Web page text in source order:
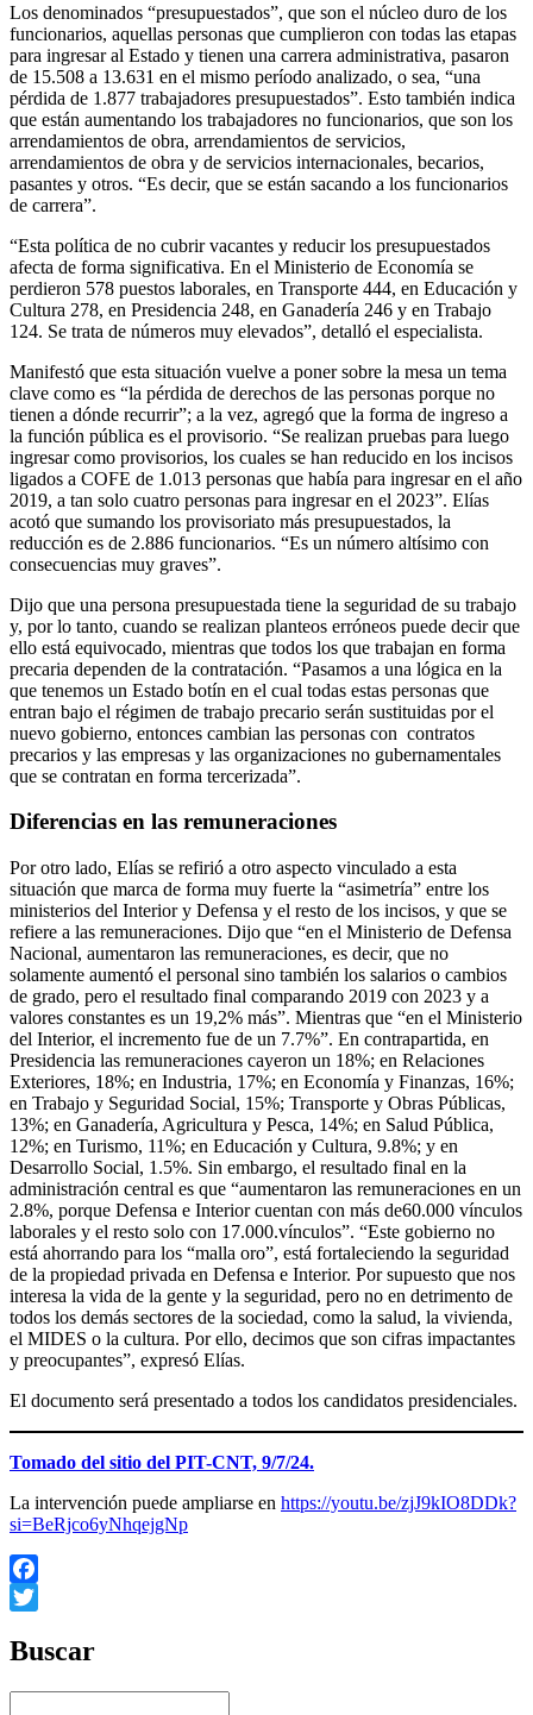
Los denominados “presupuestados”, que son el núcleo duro de los
funcionarios, aquellas personas que cumplieron con todas las etapas
para ingresar al Estado y tienen una carrera administrativa, pasaron
de 15.508 a 13.631 en el mismo período analizado, o sea, “una
pérdida de 1.877 trabajadores presupuestados”. Esto también indica
que están aumentando los trabajadores no funcionarios, que son los
arrendamientos de obra, arrendamientos de servicios,
arrendamientos de obra y de servicios internacionales, becarios,
pasantes y otros. “Es decir, que se están sacando a los funcionarios
de carrera”.
“Esta política de no cubrir vacantes y reducir los presupuestados
afecta de forma significativa. En el Ministerio de Economía se
perdieron 578 puestos laborales, en Transporte 444, en Educación y
Cultura 278, en Presidencia 248, en Ganadería 246 y en Trabajo
124. Se trata de números muy elevados”, detalló el especialista.
Manifestó que esta situación vuelve a poner sobre la mesa un tema
clave como es “la pérdida de derechos de las personas porque no
tienen a dónde recurrir”; a la vez, agregó que la forma de ingreso a
la función pública es el provisorio. “Se realizan pruebas para luego
ingresar como provisorios, los cuales se han reducido en los incisos
ligados a COFE de 1.013 personas que había para ingresar en el año
2019, a tan solo cuatro personas para ingresar en el 2023”. Elías
acotó que sumando los provisoriato más presupuestados, la
reducción es de 2.886 funcionarios. “Es un número altísimo con
consecuencias muy graves”.
Dijo que una persona presupuestada tiene la seguridad de su trabajo
y, por lo tanto, cuando se realizan planteos erróneos puede decir que
ello está equivocado, mientras que todos los que trabajan en forma
precaria dependen de la contratación. “Pasamos a una lógica en la
que tenemos un Estado botín en el cual todas estas personas que
entran bajo el régimen de trabajo precario serán sustituidas por el
nuevo gobierno, entonces cambian las personas con contratos
precarios y las empresas y las organizaciones no gubernamentales
que se contratan en forma tercerizada”.
Diferencias en las remuneraciones
Por otro lado, Elías se refirió a otro aspecto vinculado a esta
situación que marca de forma muy fuerte la “asimetría” entre los
ministerios del Interior y Defensa y el resto de los incisos, y que se
refiere a las remuneraciones. Dijo que “en el Ministerio de Defensa
Nacional, aumentaron las remuneraciones, es decir, que no
solamente aumentó el personal sino también los salarios o cambios
de grado, pero el resultado final comparando 2019 con 2023 y a
valores constantes es un 19,2% más”. Mientras que “en el Ministerio
del Interior, el incremento fue de un 7.7%”. En contrapartida, en
Presidencia las remuneraciones cayeron un 18%; en Relaciones
Exteriores, 18%; en Industria, 17%; en Economía y Finanzas, 16%;
en Trabajo y Seguridad Social, 15%; Transporte y Obras Públicas,
13%; en Ganadería, Agricultura y Pesca, 14%; en Salud Pública,
12%; en Turismo, 11%; en Educación y Cultura, 9.8%; y en
Desarrollo Social, 1.5%. Sin embargo, el resultado final en la
administración central es que “aumentaron las remuneraciones en un
2.8%, porque Defensa e Interior cuentan con más de60.000 vínculos
laborales y el resto solo con 17.000.vínculos”. “Este gobierno no
está ahorrando para los “malla oro”, está fortaleciendo la seguridad
de la propiedad privada en Defensa e Interior. Por supuesto que nos
interesa la vida de la gente y la seguridad, pero no en detrimento de
todos los demás sectores de la sociedad, como la salud, la vivienda,
el MIDES o la cultura. Por ello, decimos que son cifras impactantes
y preocupantes”, expresó Elías.
El documento será presentado a todos los candidatos presidenciales.
Tomado del sitio del PIT-CNT, 9/7/24.
La intervención puede ampliarse en https://youtu.be/zjJ9kIO8DDk?
si=BeRjco6yNhqejgNp
Facebook
Buscar